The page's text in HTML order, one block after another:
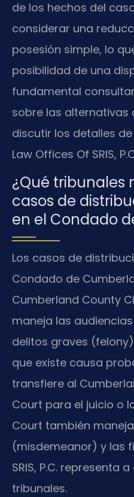
de los hechos del
considerar una
posesión simple, lo
posibilidad de una
fundamental
sobre las alternativas
discutir los detalles
Law Offices Of SRIS,
¿Qué tribunales
casos de
en el Condado
Los casos de
Condado de
Cumberland County
maneja las
delitos graves
que existe causa
transfiere al
Court para el juicio o
Court también
(misdemeanor) y las
SRIS, P.C. representa
tribunales.